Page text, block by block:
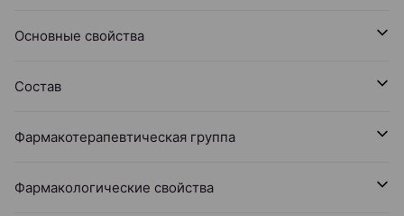
Основные свойства
Состав
Фармакотерапевтическая группа
Фармакологические свойства